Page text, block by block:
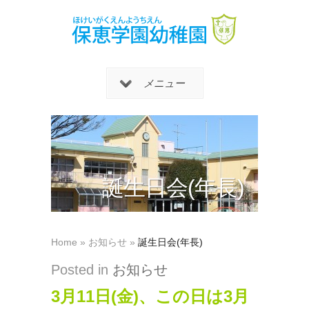
メニュー
誕生日会(年長)
Home » お知らせ » 誕生日会(年長)
Posted in お知らせ
3月11日(金)、この日は3月